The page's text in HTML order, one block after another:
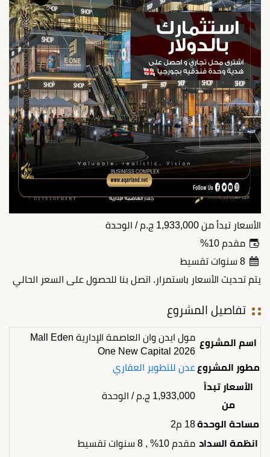
الأسعار تبدأ من 1,933,000 ج.م / الوحدة
مقدم 10%
8 سنوات تقسيط
يتم تحديث الأسعار باستمرار. اتصل بنا للحصول على السعر الحالي
تفاصيل المشروع
اسم المشروع
مول ايدن وان العاصمة الإدارية Mall Eden
One New Capital 2026
مطور المشروع عدن للتطوير العقاري
الأسعار تبدأ
من
1,933,000 ج.م / الوحدة
مساحة الوحدة18 م2
انظمة السداد مقدم 10% , 8 سنوات تقسيط